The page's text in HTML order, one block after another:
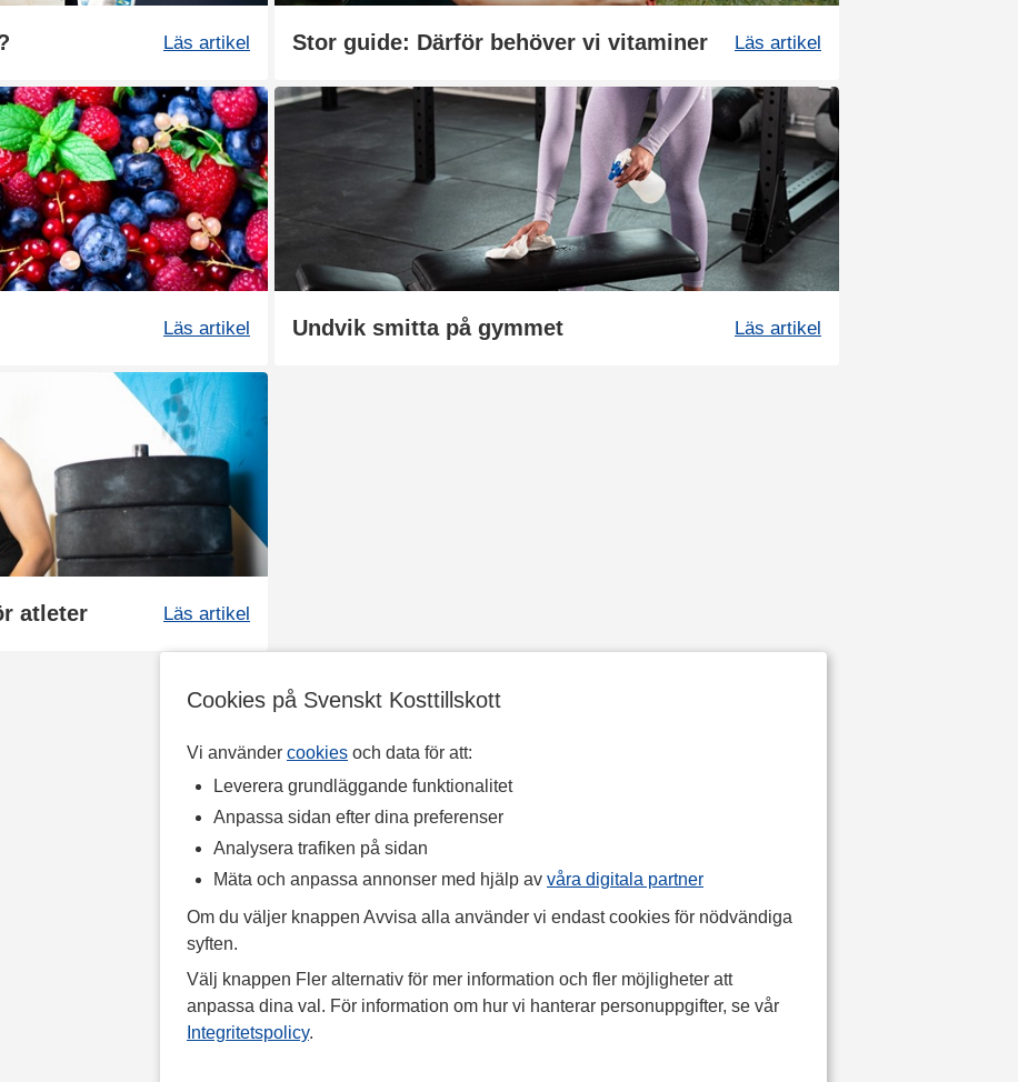
Cookies på Svenskt Kosttillskott
Vi använder cookies och data för att:
Leverera grundläggande funktionalitet
Anpassa sidan efter dina preferenser
Analysera trafiken på sidan
Mäta och anpassa annonser med hjälp av våra digitala partner
Om du väljer knappen Avvisa alla använder vi endast cookies för nödvändiga
syften.
Välj knappen Fler alternativ för mer information och fler möjligheter att
anpassa dina val. För information om hur vi hanterar personuppgifter, se vår
Integritetspolicy.
Läs artikel Stor guide: Därför behöver vi vitaminer Läs artikel
Läs artikel Undvik smitta på gymmet Läs artikel
atleter Läs artikel